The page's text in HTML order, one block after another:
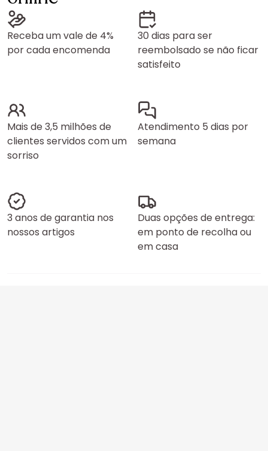
Receba um vale de 4%
por cada encomenda
30 dias para ser
reembolsado se não ficar
satisfeito
Mais de 3,5 milhões de
clientes servidos com um
sorriso
Atendimento 5 dias por
semana
3 anos de garantia nos
nossos artigos
Duas opções de entrega:
em ponto de recolha ou
em casa